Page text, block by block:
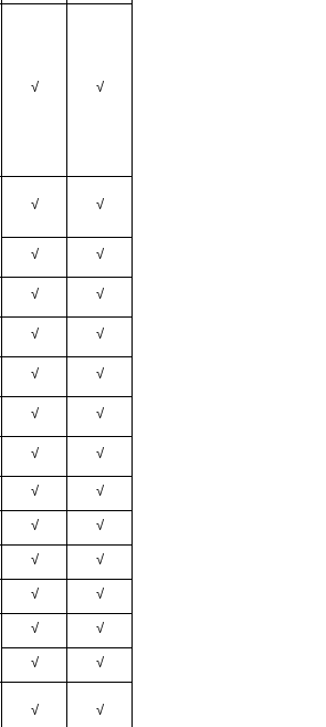
√ √
√ √
√ √
√ √
√ √
√ √
√ √
√ √
√ √
√ √
√ √
√ √
√ √
√ √
√ √